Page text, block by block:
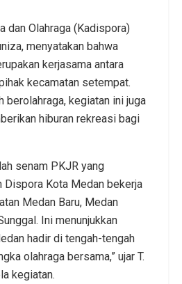
dan Olahraga (Kadispora)
menyatakan bahwa
kerjasama antara
kecamatan setempat.
berolahraga, kegiatan ini juga
hiburan rekreasi bagi
senam PKJR yang
Dispora Kota Medan bekerja
Medan Baru, Medan
Ini menunjukkan
hadir di tengah-tengah
olahraga bersama,” ujar T.
kegiatan.